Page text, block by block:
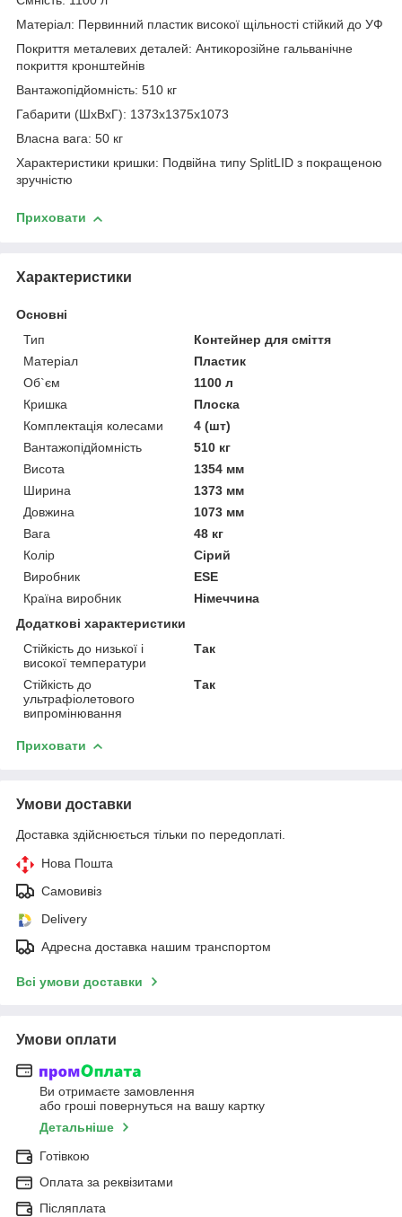
Матеріал: Первинний пластик високої щільності стійкий до УФ
Покриття металевих деталей: Антикорозійне гальванічне
покриття кронштейнів
Вантажопідйомність: 510 кг
Габарити (ШхВхГ): 1373х1375х1073
Власна вага: 50 кг
Характеристики кришки: Подвійна типу SplitLID з покращеною
зручністю
Приховати
Характеристики
Основні
Тип
Контейнер для сміття
Матеріал
Пластик
Об`єм
1100 л
Кришка
Плоска
Комплектація колесами
4 (шт)
Вантажопідйомність
510 кг
Висота
1354 мм
Ширина
1373 мм
Довжина
1073 мм
Вага
48 кг
Колір
Сірий
Виробник
ESE
Країна виробник
Німеччина
Додаткові характеристики
Стійкість до низької і
високої температури
Так
Стійкість до
ультрафіолетового
випромінювання
Так
Приховати
Умови доставки
Доставка здійснюється тільки по передоплаті.
Нова Пошта
Самовивіз
Delivery
Адресна доставка нашим транспортом
Всі умови доставки
Умови оплати
Ви отримаєте замовлення
або гроші повернуться на вашу картку
Детальніше
Готівкою
Оплата за реквізитами
Післяплата